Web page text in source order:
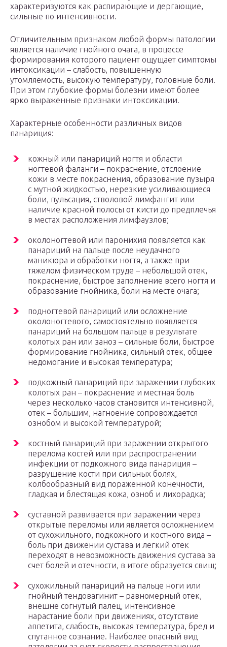
характеризуются как распирающие и дергающие,
сильные по интенсивности.
Отличительным признаком любой формы патологии
является наличие гнойного очага, в процессе
формирования которого пациент ощущает симптомы
интоксикации – слабость, повышенную
утомляемость, высокую температуру, головные боли.
При этом глубокие формы болезни имеют более
ярко выраженные признаки интоксикации.
Характерные особенности различных видов
панариция:
кожный или панариций ногтя и области
ногтевой фаланги – покраснение, отслоение
кожи в месте покраснения, образование пузыря
с мутной жидкостью, нерезкие усиливающиеся
боли, пульсация, стволовой лимфангит или
наличие красной полосы от кисти до предплечья
в местах расположения лимфаузлов;
околоногтевой или паронихия появляется как
панариций на пальце после неудачного
маникюра и обработки ногтя, а также при
тяжелом физическом труде – небольшой отек,
покраснение, быстрое заполнение всего ногтя и
образование гнойника, боли на месте очага;
подногтевой панариций или осложнение
околоногтевого, самостоятельно появляется
панариций на большом пальце в результате
колотых ран или заноз – сильные боли, быстрое
формирование гнойника, сильный отек, общее
недомогание и высокая температура;
подкожный панариций при заражении глубоких
колотых ран – покраснение и местная боль
через несколько часов становится интенсивной,
отек – большим, нагноение сопровождается
ознобом и высокой температурой;
костный панариций при заражении открытого
перелома костей или при распространении
инфекции от подкожного вида панариция –
разрушение кости при сильных болях,
колбообразный вид пораженной конечности,
гладкая и блестящая кожа, озноб и лихорадка;
суставной развивается при заражении через
открытые переломы или является осложнением
от сухожильного, подкожного и костного вида –
боль при движении сустава и легкий отек
переходят в невозможность движения сустава за
счет болей и отечности, в итоге образуется свищ;
сухожильный панариций на пальце ноги или
гнойный тендовагинит – равномерный отек,
внешне согнутый палец, интенсивное
нарастание боли при движениях, отсутствие
аппетита, слабость, высокая температура, бред и
спутанное сознание. Наиболее опасный вид